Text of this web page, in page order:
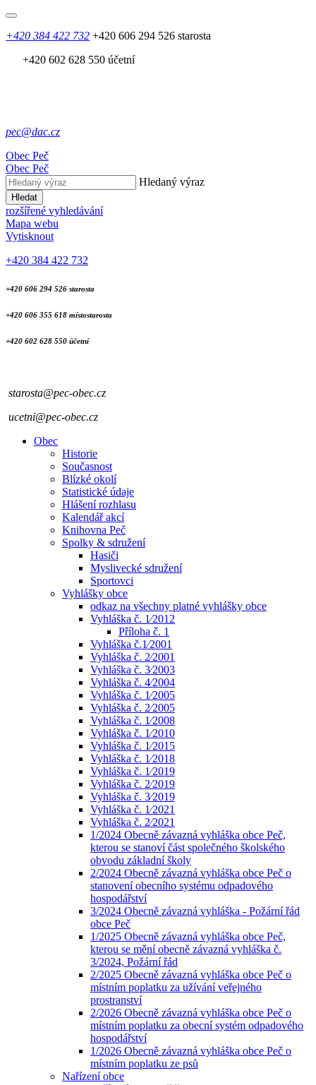
+420 384 422 732 +420 606 294 526 starosta
+420 602 628 550 účetní
pec@dac.cz
Obec Peč
Obec Peč
Hledaný výraz
Hledat
rozšířené vyhledávání
Mapa webu
Vytisknout
+420 384 422 732
+420 606 294 526 starosta
+420 606 355 618 místostarosta
+420 602 628 550 účetní
starosta@pec-obec.cz
ucetni@pec-obec.cz
Obec
Historie
Současnost
Blízké okolí
Statistické údaje
Hlášení rozhlasu
Kalendář akcí
Knihovna Peč
Spolky & sdružení
Hasiči
Myslivecké sdružení
Sportovci
Vyhlášky obce
odkaz na všechny platné vyhlášky obce
Vyhláška č. 1⁄2012
Příloha č. 1
Vyhláška č.1⁄2001
Vyhláška č. 2⁄2001
Vyhláška č. 3⁄2003
Vyhláška č. 4⁄2004
Vyhláška č. 1⁄2005
Vyhláška č. 2⁄2005
Vyhláška č. 1⁄2008
Vyhláška č. 1⁄2010
Vyhláška č. 1⁄2015
Vyhláška č. 1⁄2018
Vyhláška č. 1⁄2019
Vyhláška č. 2⁄2019
Vyhláška č. 3⁄2019
Vyhláška č. 1⁄2021
Vyhláška č. 2⁄2021
1/2024 Obecně závazná vyhláška obce Peč,
kterou se stanoví část společného školského
obvodu základní školy
2/2024 Obecně závazná vyhláška obce Peč o
stanovení obecního systému odpadového
hospodářství
3/2024 Obecně závazná vyhláška - Požární řád
obce Peč
1/2025 Obecně závazná vyhláška obce Peč,
kterou se mění obecně závazná vyhláška č.
3/2024, Požární řád
2/2025 Obecně závazná vyhláška obce Peč o
místním poplatku za užívání veřejného
prostranství
2/2026 Obecně závazná vyhláška obce Peč o
místním poplatku za obecní systém odpadového
hospodářství
1/2026 Obecně závazná vyhláška obce Peč o
místním poplatku ze psů
Nařízení obce